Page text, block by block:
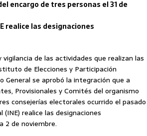
encargo de tres personas el 31 de
realice las designaciones
de las actividades que realizan las
de Elecciones y Participación
General se aprobó la integración que a
Provisionales y Comités del organismo
consejerías electorales ocurrido el pasado
realice las designaciones
2 de noviembre.